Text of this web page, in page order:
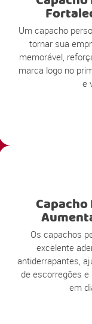
Um capacho
tornar sua
memorável,
marca logo no
e
Os capachos
excelente
antiderrapantes,
de escorregões
em